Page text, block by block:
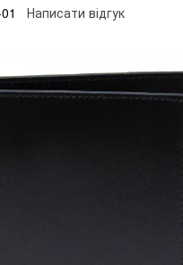
Написати відгук